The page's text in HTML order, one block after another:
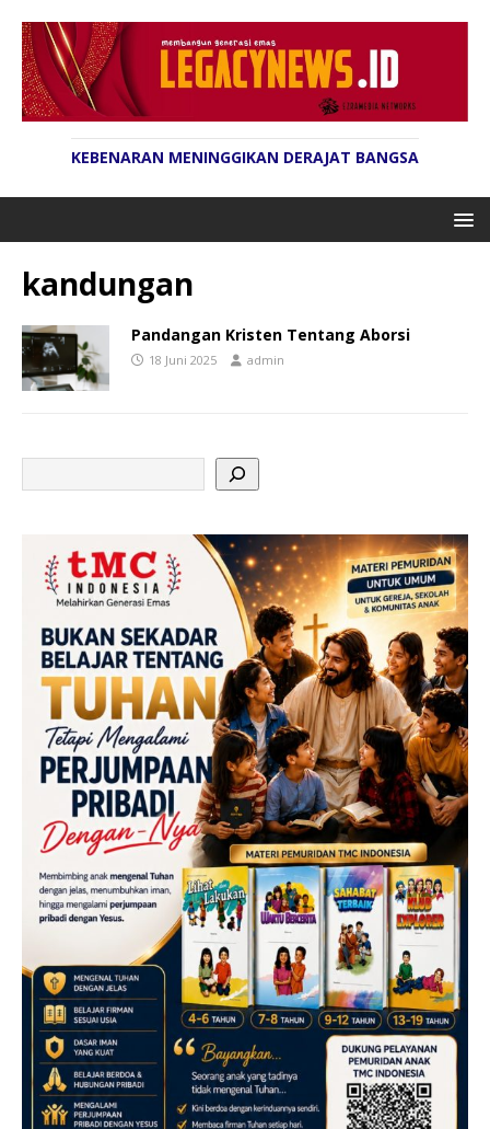
KEBENARAN MENINGGIKAN DERAJAT BANGSA
kandungan
Pandangan Kristen Tentang Aborsi
18 Juni 2025 admin